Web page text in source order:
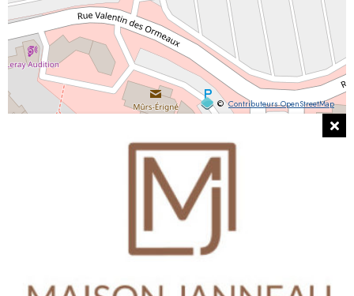
© Contributeurs OpenStreetMap